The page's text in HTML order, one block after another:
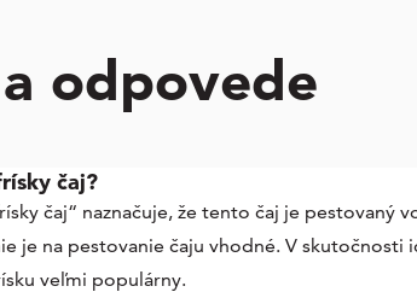
odpovede
čaj?
čaj“ naznačuje, že tento čaj je pestovaný
je na pestovanie čaju vhodné. V skutočnosti
veľmi populárny.